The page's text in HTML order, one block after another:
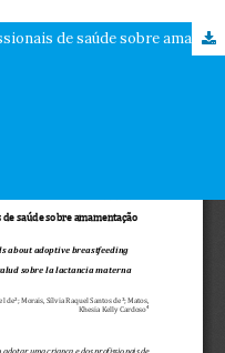
Discursos de mulheres e de profissionais de saúde sobre amamentação adotiva / Speeches of women and health professionals about adoptive breastfeeding